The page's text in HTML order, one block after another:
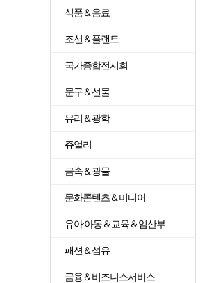
식품＆음료
조선＆플랜트
국가종합전시회
문구＆선물
유리＆광학
쥬얼리
금속＆광물
문화콘텐츠＆미디어
유아·아동＆교육＆임산부
패션＆섬유
금융＆비즈니스서비스